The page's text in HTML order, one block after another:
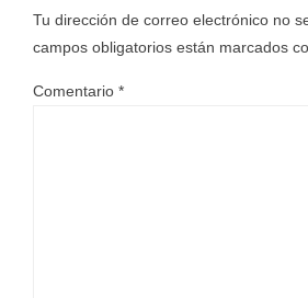
Tu dirección de correo electrónico no
campos obligatorios están marcados
Comentario *